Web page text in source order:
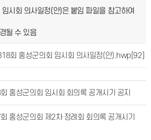
시회 의사일정(안)은 붙임 파일을 참고하여
될 수 있음
회 홍성군의회 임시회 의사일정(안).hwp [92]
홍성군의회 임시회 회의록 공개시기 공지
홍성군의회 제2차 정례회 회의록 공개시기